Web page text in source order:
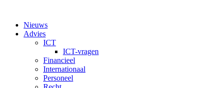
Nieuws
Advies
ICT
ICT-vragen
Financieel
Internationaal
Personeel